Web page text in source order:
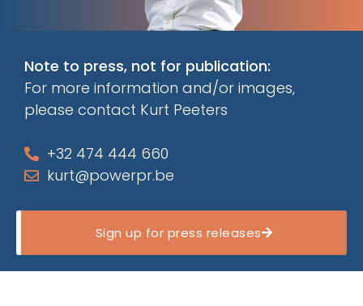
Note to press, not for publication:
For more information and/or images,
please contact Kurt Peeters
+32 474 444 660
kurt@powerpr.be
Sign up for press releases